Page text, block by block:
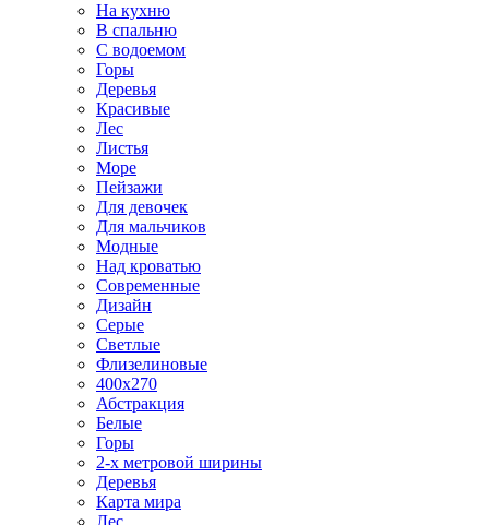
На кухню
В спальню
С водоемом
Горы
Деревья
Красивые
Лес
Листья
Море
Пейзажи
Для девочек
Для мальчиков
Модные
Над кроватью
Современные
Дизайн
Серые
Светлые
Флизелиновые
400х270
Абстракция
Белые
Горы
2-х метровой ширины
Деревья
Карта мира